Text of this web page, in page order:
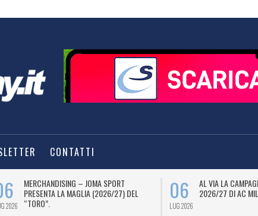
CONTATTI
2026
MERCHANDISING – JOMA SPORT
PRESENTA LA MAGLIA (2026/27) DEL
“TORO”.
06
LUG 2026
AL VIA LA
2026/27 DI AC